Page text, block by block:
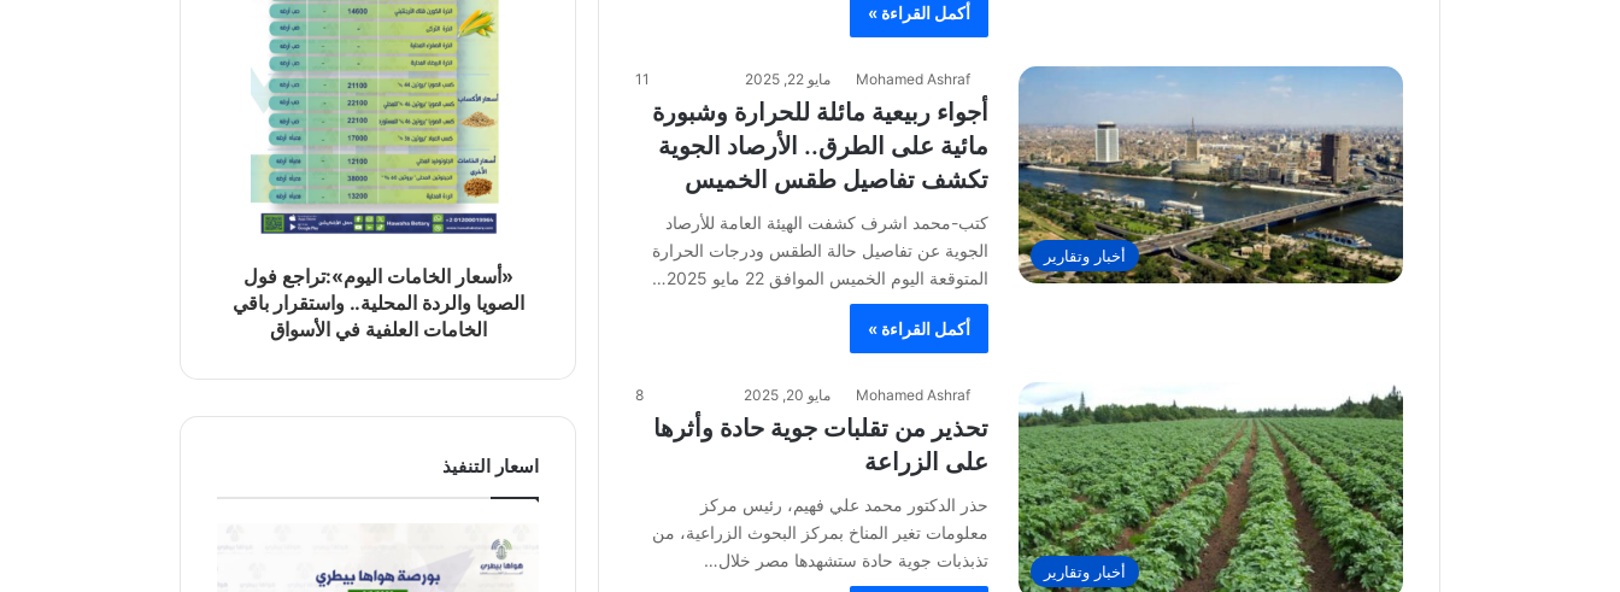
أكمل القراءة »
أخبار وتقارير
Mohamed Ashraf مايو 22, 2025 11
أجواء ربيعية مائلة للحرارة وشبورة
مائية على الطرق.. الأرصاد الجوية
تكشف تفاصيل طقس الخميس
كتب-محمد اشرف كشفت الهيئة العامة للأرصاد
الجوية عن تفاصيل حالة الطقس ودرجات الحرارة
المتوقعة اليوم الخميس الموافق 22 مايو 2025…
أكمل القراءة »
أخبار وتقارير
Mohamed Ashraf مايو 20, 2025 8
تحذير من تقلبات جوية حادة وأثرها
على الزراعة
حذر الدكتور محمد علي فهيم، رئيس مركز
معلومات تغير المناخ بمركز البحوث الزراعية، من
تذبذبات جوية حادة ستشهدها مصر خلال…
«أسعار الخامات اليوم»:تراجع فول
الصويا والردة المحلية.. واستقرار باقي
الخامات العلفية في الأسواق
اسعار التنفيذ